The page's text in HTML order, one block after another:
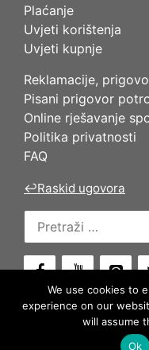
Plaćanje
Uvjeti korištenja
Uvjeti kupnje
Reklamacije,
Pisani prigovor
Online rješavanje
Politika privatnosti
FAQ
↩Raskid ugovora
Pretraži:
© 2026 KATEMA.
We use cookies to
experience on our
will assume
Ok